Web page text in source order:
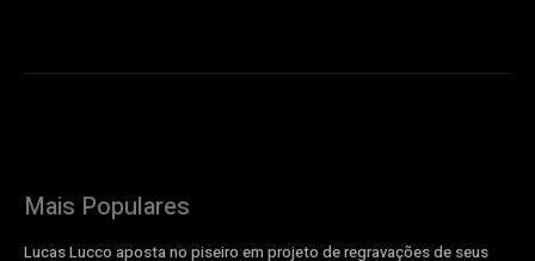
Mais Populares
Lucas Lucco aposta no piseiro em projeto de regravações de seus